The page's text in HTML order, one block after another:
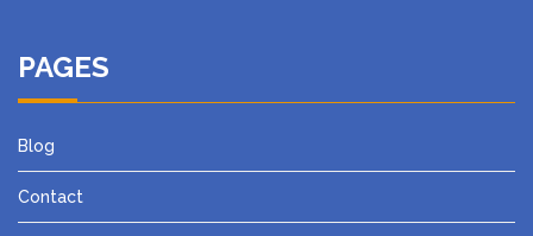
PAGES
Blog
Contact